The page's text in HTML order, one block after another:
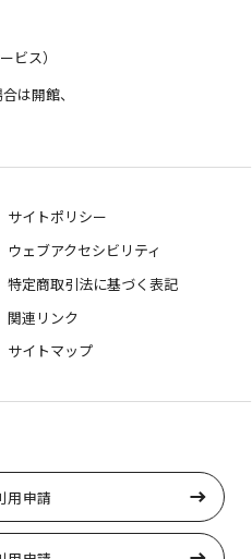
ビス）
は開館、
サイトポリシー
ウェブアクセシビリティ
特定商取引法に基づく表記
関連リンク
サイトマップ
用申請